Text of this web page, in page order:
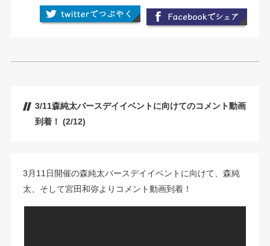
3/11森純太バースデイイベントに向けてのコメント動画
到着！ (2/12)
3月11日開催の森純太バースデイイベントに向けて、森純
太、そして宮田和弥よりコメント動画到着！